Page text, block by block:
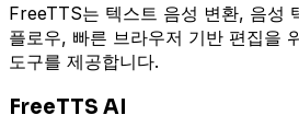
FreeTTS는 텍스트 음성 변환, 음성
플로우, 빠른 브라우저 기반 편집을
도구를 제공합니다.
FreeTTS AI